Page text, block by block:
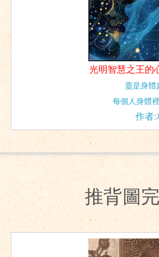
光明智慧之王的
靈是身體
每個人身體
作者
推背圖